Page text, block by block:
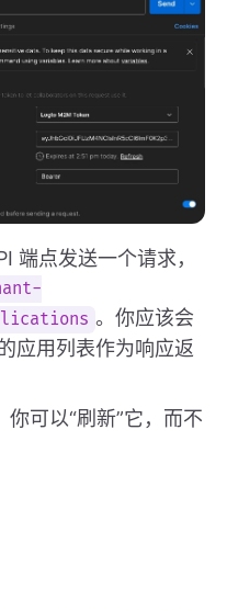
端点发送一个请求，
。你应该会
应用列表作为响应返
可以“刷新”它，而不